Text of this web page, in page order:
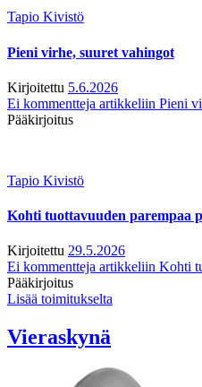
Tapio Kivistö
Pieni virhe, suuret vahingot
Kirjoitettu 5.6.2026
Ei kommentteja artikkeliin Pieni
Pääkirjoitus
Tapio Kivistö
Kohti tuottavuuden parempaa
Kirjoitettu 29.5.2026
Ei kommentteja artikkeliin Kohti
Pääkirjoitus
Lisää toimitukselta
Vieraskynä